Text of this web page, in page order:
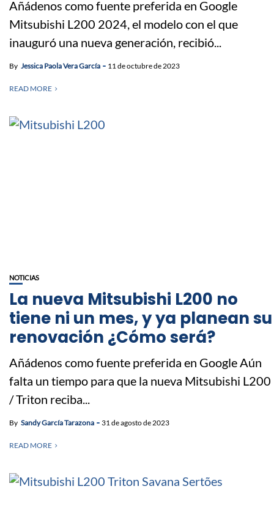
Añádenos como fuente preferida en Google
Mitsubishi L200 2024, el modelo con el que
inauguró una nueva generación, recibió...
By Jessica Paola Vera García 11 de octubre de 2023
READ MORE
NOTICIAS
La nueva Mitsubishi L200 no
tiene ni un mes, y ya planean su
renovación ¿Cómo será?
Añádenos como fuente preferida en Google Aún
falta un tiempo para que la nueva Mitsubishi L200
/ Triton reciba...
By Sandy García Tarazona 31 de agosto de 2023
READ MORE